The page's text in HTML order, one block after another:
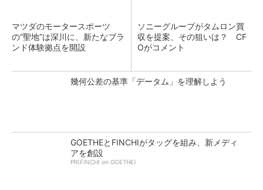
マツダのモータースポーツ
の“聖地”は深川に、新たなブラ
ンド体験拠点を開設
ソニーグループがタムロン買
収を提案、その狙いは？ CF
Oがコメント
幾何公差の基準「データム」を理解しよう
GOETHEとFINCHIがタッグを組み、新メディ
アを創設
PR(FINCHI on GOETHE)